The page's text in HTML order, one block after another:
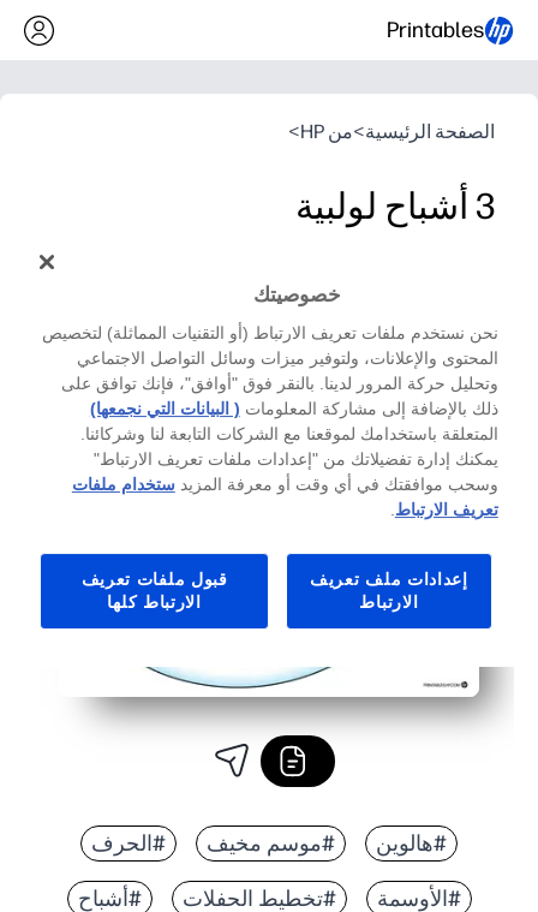
Printables
الصفحة الرئيسية>من HP >
3 أشباح لولبية
تزيين الموسم المخيف سهل وممتع - كل ما تحتاجه هو
المقص! اطبع كل ثلاثة. كلما كان الأمر «أكثر رعباً»!
#هالوين #موسم مخيف #الحرف
#الأوسمة #تخطيط الحفلات #أشباح
خصوصيتك
نحن نستخدم ملفات تعريف الارتباط (أو التقنيات المماثلة) لتخصيص
المحتوى والإعلانات، ولتوفير ميزات وسائل التواصل الاجتماعي
وتحليل حركة المرور لدينا. بالنقر فوق "أوافق"، فإنك توافق على
ذلك بالإضافة إلى مشاركة المعلومات ( البيانات التي نجمعها)
المتعلقة باستخدامك لموقعنا مع الشركات التابعة لنا وشركائنا.
يمكنك إدارة تفضيلاتك من "إعدادات ملفات تعريف الارتباط"
وسحب موافقتك في أي وقت أو معرفة المزيدستخدام ملفات
تعريف الارتباط
إعدادات ملف تعريف
الارتباط
قبول ملفات تعريف
الارتباط كلها